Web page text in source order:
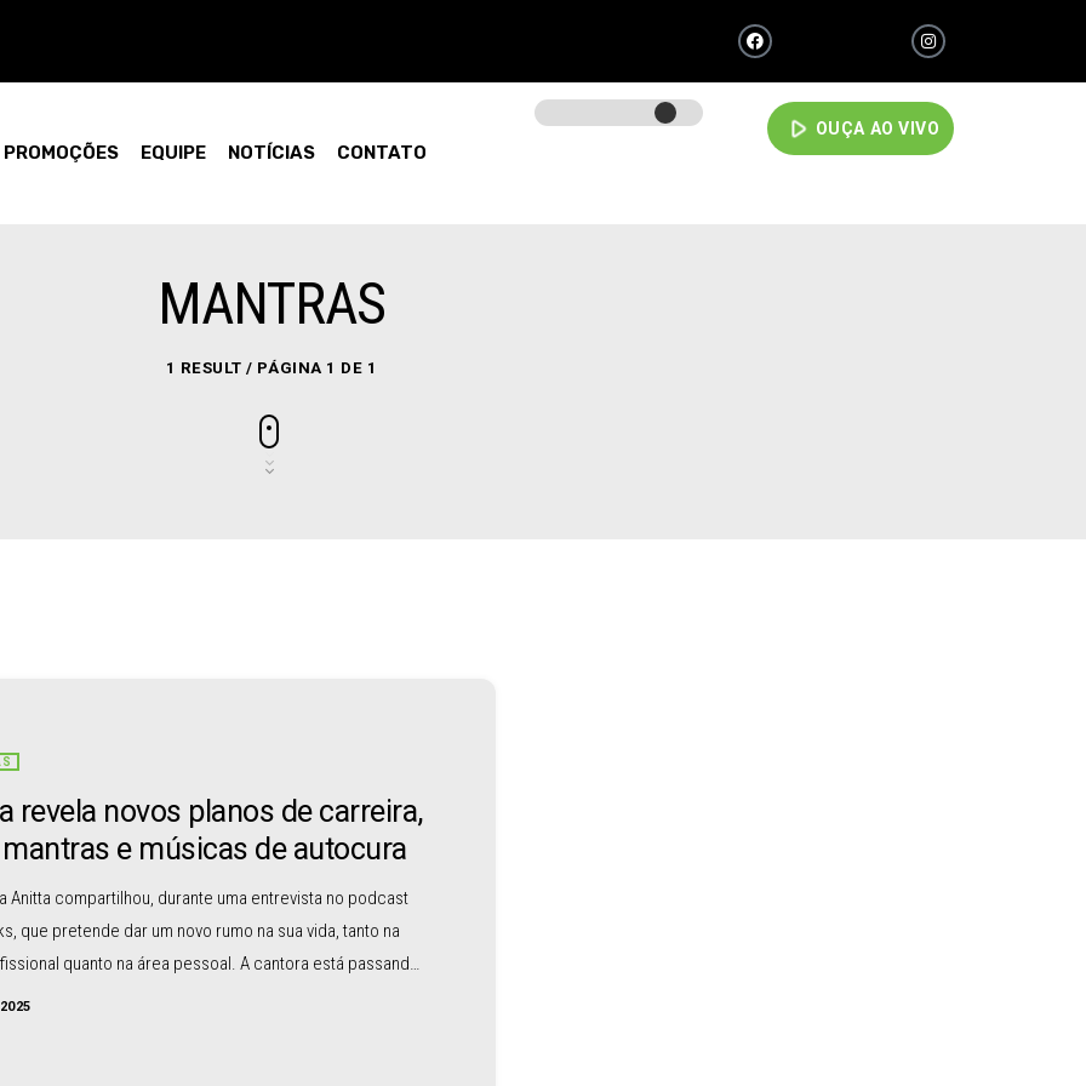
PROMOÇÕES EQUIPE NOTÍCIAS CONTATO
play_arrow OUÇA AO VIVO
MANTRAS
1 RESULT / PÁGINA 1 DE 1
revela novos planos de carreira,
e músicas de autocura
Anitta compartilhou, durante uma entrevista no podcast
que pretende dar um novo rumo na sua vida, tanto na
quanto na área pessoal. A cantora está passando
de transformação e tem se aprofundado cada vez